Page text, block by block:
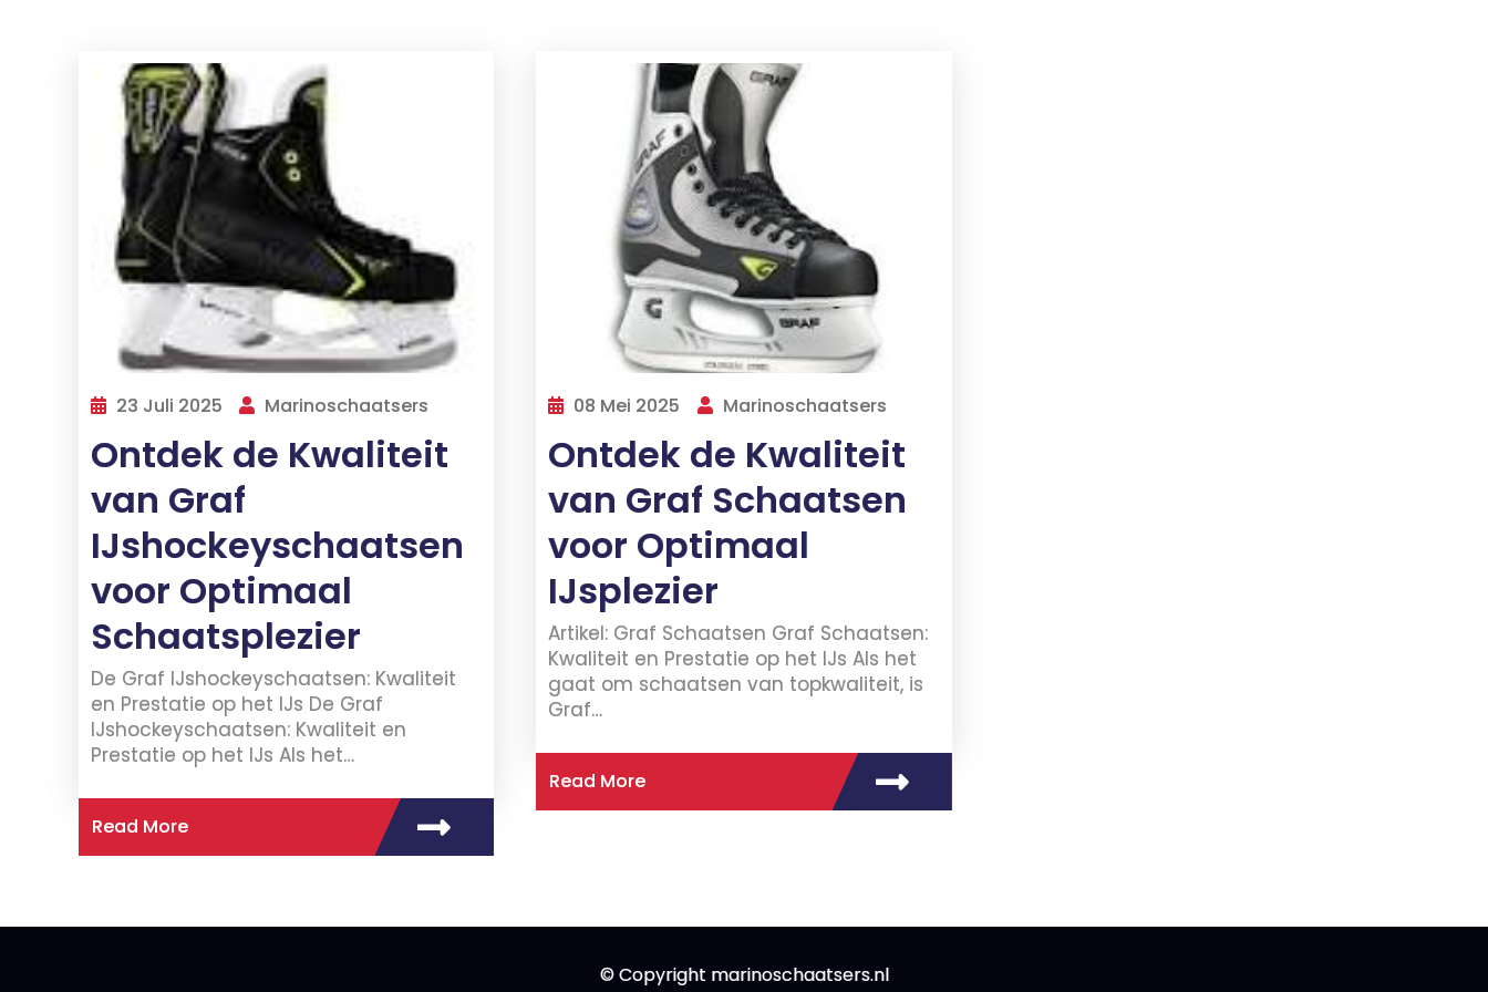
23 Juli 2025 Marinoschaatsers
Ontdek de Kwaliteit
van Graf
IJshockeyschaatsen
voor Optimaal
Schaatsplezier
De Graf IJshockeyschaatsen: Kwaliteit
en Prestatie op het IJs De Graf
IJshockeyschaatsen: Kwaliteit en
Prestatie op het IJs Als het…
Read More
08 Mei 2025 Marinoschaatsers
Ontdek de Kwaliteit
van Graf Schaatsen
voor Optimaal
IJsplezier
Artikel: Graf Schaatsen Graf Schaatsen:
Kwaliteit en Prestatie op het IJs Als het
gaat om schaatsen van topkwaliteit, is
Graf…
Read More
© Copyright marinoschaatsers.nl